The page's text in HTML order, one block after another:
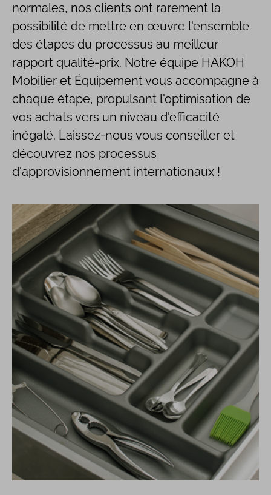
normales, nos clients ont rarement la
possibilité de mettre en œuvre l'ensemble
des étapes du processus au meilleur
rapport qualité-prix. Notre équipe HAKOH
Mobilier et Équipement vous accompagne à
chaque étape, propulsant l'optimisation de
vos achats vers un niveau d'efficacité
inégalé. Laissez-nous vous conseiller et
découvrez nos processus
d'approvisionnement internationaux !